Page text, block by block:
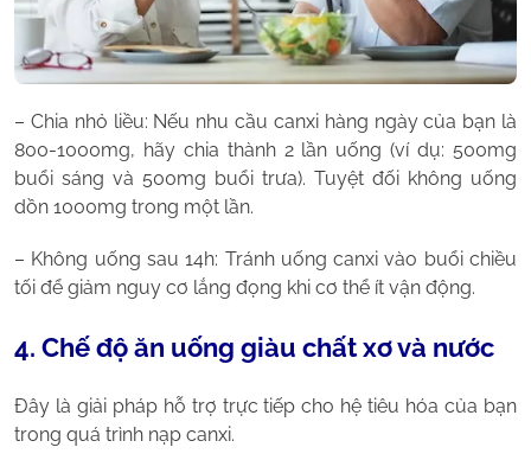
– Chia nhỏ liều: Nếu nhu cầu canxi hàng ngày của bạn là
800-1000mg, hãy chia thành 2 lần uống (ví dụ: 500mg
buổi sáng và 500mg buổi trưa). Tuyệt đối không uống
dồn 1000mg trong một lần.
– Không uống sau 14h: Tránh uống canxi vào buổi chiều
tối để giảm nguy cơ lắng đọng khi cơ thể ít vận động.
4. Chế độ ăn uống giàu chất xơ và nước
Đây là giải pháp hỗ trợ trực tiếp cho hệ tiêu hóa của bạn
trong quá trình nạp canxi.